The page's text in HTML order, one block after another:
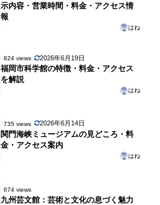
示内容・営業時間・料金・アクセス情
報
はね
824 views 2026年6月19日
福岡市科学館の特徴・料金・アクセス
を解説
はね
735 views 2026年6月14日
関門海峡ミュージアムの見どころ・料
金・アクセス案内
はね
674 views
九州芸文館：芸術と文化の息づく魅力